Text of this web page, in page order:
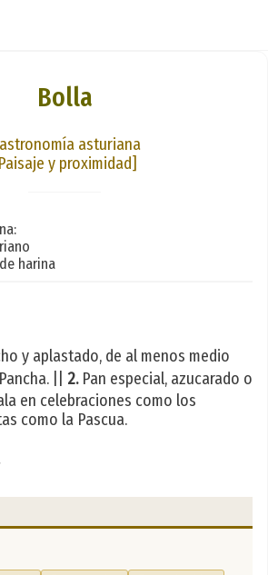
Bolla
asturiana
y proximidad]
harina
y aplastado, de al menos medio
|| 2.Pan especial, azucarado o
en celebraciones como los
como la Pascua.